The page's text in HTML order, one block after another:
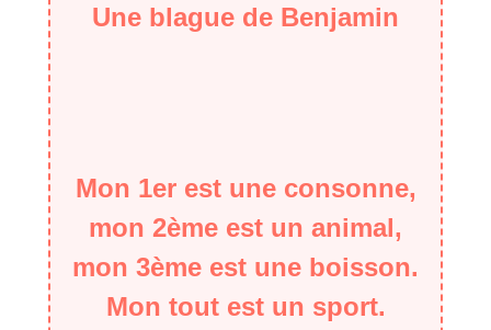
Une blague de Benjamin
Mon 1er est une consonne,
mon 2ème est un animal,
mon 3ème est une boisson.
Mon tout est un sport.